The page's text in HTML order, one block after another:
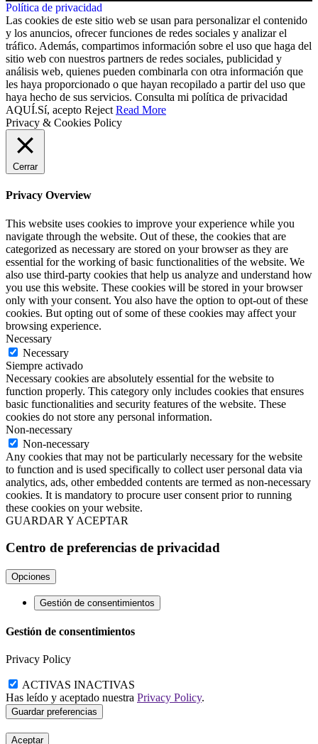
Política de privacidad
Las cookies de este sitio web se usan para personalizar el contenido
y los anuncios, ofrecer funciones de redes sociales y analizar el
tráfico. Además, compartimos información sobre el uso que haga del
sitio web con nuestros partners de redes sociales, publicidad y
análisis web, quienes pueden combinarla con otra información que
les haya proporcionado o que hayan recopilado a partir del uso que
haya hecho de sus servicios. Consulta mi política de privacidad
AQUÍ.Sí, acepto Reject Read More
Privacy & Cookies Policy
Cerrar
Privacy Overview
This website uses cookies to improve your experience while you
navigate through the website. Out of these, the cookies that are
categorized as necessary are stored on your browser as they are
essential for the working of basic functionalities of the website. We
also use third-party cookies that help us analyze and understand how
you use this website. These cookies will be stored in your browser
only with your consent. You also have the option to opt-out of these
cookies. But opting out of some of these cookies may affect your
browsing experience.
Necessary
Necessary
Siempre activado
Necessary cookies are absolutely essential for the website to
function properly. This category only includes cookies that ensures
basic functionalities and security features of the website. These
cookies do not store any personal information.
Non-necessary
Non-necessary
Any cookies that may not be particularly necessary for the website
to function and is used specifically to collect user personal data via
analytics, ads, other embedded contents are termed as non-necessary
cookies. It is mandatory to procure user consent prior to running
these cookies on your website.
GUARDAR Y ACEPTAR
Centro de preferencias de privacidad
Opciones
Gestión de consentimientos
Gestión de consentimientos
Privacy Policy
ACTIVAS INACTIVAS
Has leído y aceptado nuestra Privacy Policy.
Aceptar